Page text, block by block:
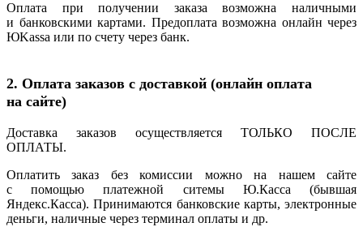
Оплата при получении заказа возможна наличными
и банковскими картами. Предоплата возможна онлайн через
ЮKassa или по счету через банк.
2. Оплата заказов с доставкой (онлайн оплата
на сайте)
Доставка заказов осуществляется ТОЛЬКО ПОСЛЕ
ОПЛАТЫ.
Оплатить заказ без комиссии можно на нашем сайте
с помощью платежной ситемы Ю.Касса
(бывшая
Яндекс.Касса). Принимаются банковские карты, электронные
деньги, наличные через терминал оплаты и др.